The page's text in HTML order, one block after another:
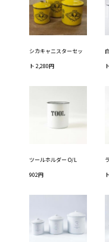
シカキャニスターセッ
ト 2,280円
ツールホルダー O/L
902円